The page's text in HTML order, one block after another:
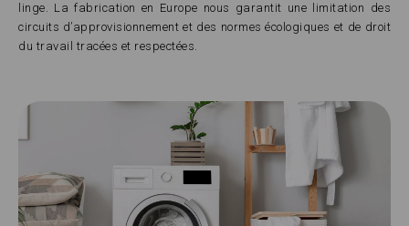
linge. La fabrication en Europe nous garantit une limitation des
circuits d’approvisionnement et des normes écologiques et de droit
du travail tracées et respectées.